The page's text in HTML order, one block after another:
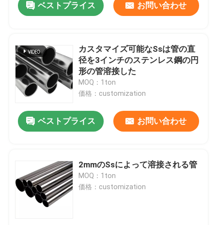
ベストプライス お問い合わせ
カスタマイズ可能なSsは管の直
径を3インチのステンレス鋼の円
形の管溶接した
MOQ：1ton
価格：customization
ベストプライス お問い合わせ
2mmのSsによって溶接される管
MOQ：1ton
価格：customization